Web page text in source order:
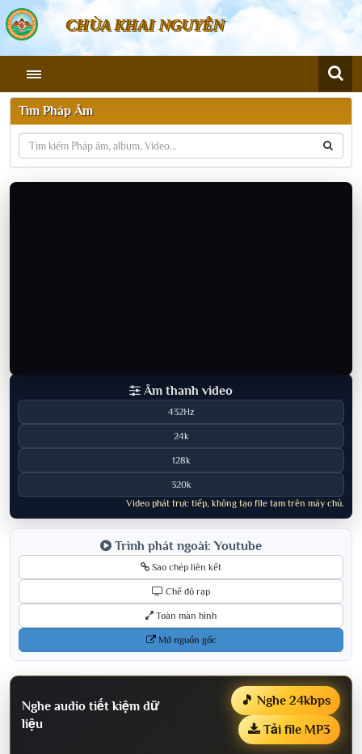
CHÙA KHAI NGUYÊN
Tìm Pháp Âm
Âm thanh video
432Hz
24k
128k
320k
Video phát trực tiếp, không tạo file tạm trên máy chủ.
Trình phát ngoài: Youtube
Sao chép liên kết
Chế độ rạp
Toàn màn hình
Mở nguồn gốc
Nghe audio tiết kiệm dữ
liệu
🎵 Nghe 24kbps
Tải file MP3